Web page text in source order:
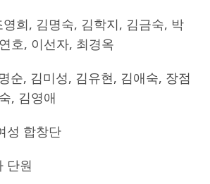
희, 김명숙, 김학지, 김금숙, 박
호, 이선자, 최경옥
순, 김미성, 김유현, 김애숙, 장점
, 김영애
성 합창단
단원